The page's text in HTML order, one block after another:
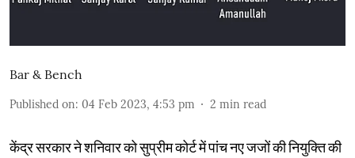
Bar & Bench
Published on: 04 Feb 2023, 4:53 pm 2 min read
केंद्र सरकार ने शनिवार को सुप्रीम कोर्ट में पांच नए जजों की नियुक्ति की